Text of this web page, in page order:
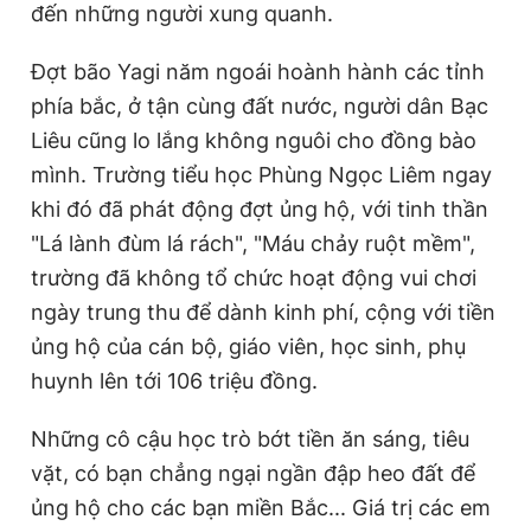
đến những người xung quanh.
Đợt bão Yagi năm ngoái hoành hành các tỉnh
phía bắc, ở tận cùng đất nước, người dân Bạc
Liêu cũng lo lắng không nguôi cho đồng bào
mình. Trường tiểu học Phùng Ngọc Liêm ngay
khi đó đã phát động đợt ủng hộ, với tinh thần
"Lá lành đùm lá rách", "Máu chảy ruột mềm",
trường đã không tổ chức hoạt động vui chơi
ngày trung thu để dành kinh phí, cộng với tiền
ủng hộ của cán bộ, giáo viên, học sinh, phụ
huynh lên tới 106 triệu đồng.
Những cô cậu học trò bớt tiền ăn sáng, tiêu
vặt, có bạn chẳng ngại ngần đập heo đất để
ủng hộ cho các bạn miền Bắc... Giá trị các em